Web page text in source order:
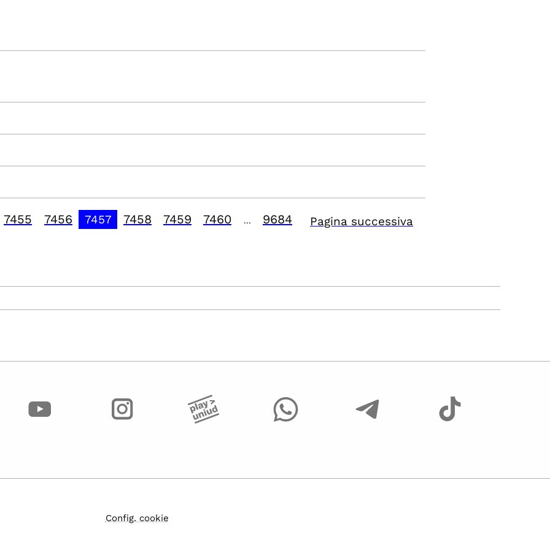
7455 7456 7457 7458 7459 7460 9684 Pagina successiva
Config. cookie